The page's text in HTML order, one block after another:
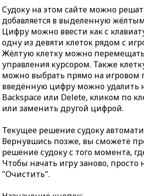
Судоку на этом сайте можно
добавляется в выделенную
Цифру можно ввести как с
одну из девяти клеток рядом с
Жёлтую клетку можно
управления курсором. Также
можно выбрать прямо на игровом
введённую цифру можно удалить
Backspace или Delete, кликом по
или заменить другой цифрой.
Текущее решение судоку
Вернувшись позже, вы сможете
решение судоку с того момента,
Чтобы начать игру заново,
"Очистить".